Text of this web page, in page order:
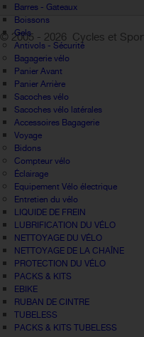
Barres - Gateaux
Boissons
Gels
Antivols - Sécurité
Bagagerie vélo
Panier Avant
Panier Arrière
Sacoches vélo
Sacoches vélo latérales
Accessoires Bagagerie
Voyage
Bidons
Compteur vélo
Éclairage
Equipement Vélo électrique
Entretien du vélo
LIQUIDE DE FREIN
LUBRIFICATION DU VÉLO
NETTOYAGE DU VÉLO
NETTOYAGE DE LA CHAÎNE
PROTECTION DU VÉLO
PACKS & KITS
EBIKE
RUBAN DE CINTRE
TUBELESS
PACKS & KITS TUBELESS
© 2005 - 2026 Cycles et